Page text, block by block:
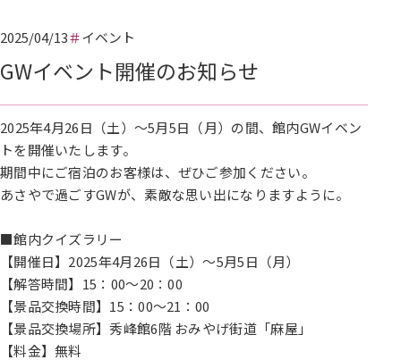
2025/04/13 イベント
GWイベント開催のお知らせ
2025年4月26日（土）～5月5日（月）の間、館内GWイベン
トを開催いたします。
期間中にご宿泊のお客様は、ぜひご参加ください。
あさやで過ごすGWが、素敵な思い出になりますように。
■館内クイズラリー
【開催日】2025年4月26日（土）～5月5日（月）
【解答時間】15：00～20：00
【景品交換時間】15：00～21：00
【景品交換場所】秀峰館6階 おみやげ街道「麻屋」
【料金】無料